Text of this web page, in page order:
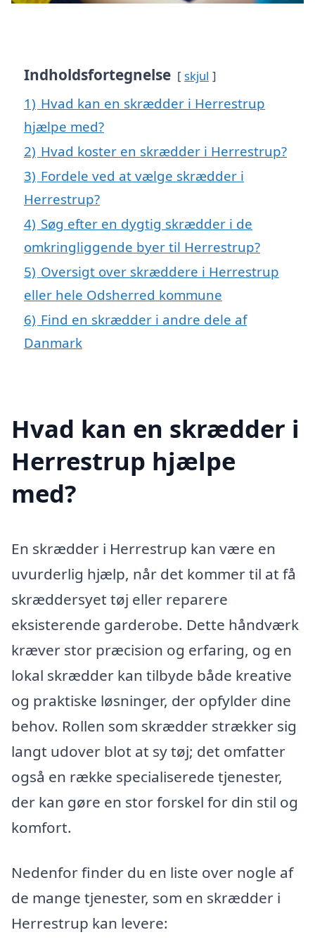
Indholdsfortegnelse skjul
1) Hvad kan en skrædder i Herrestrup
hjælpe med?
2) Hvad koster en skrædder i Herrestrup?
3) Fordele ved at vælge skrædder i
Herrestrup?
4) Søg efter en dygtig skrædder i de
omkringliggende byer til Herrestrup?
5) Oversigt over skræddere i Herrestrup
eller hele Odsherred kommune
6) Find en skrædder i andre dele af
Danmark
Hvad kan en skrædder i
Herrestrup hjælpe
med?
En skrædder i Herrestrup kan være en
uvurderlig hjælp, når det kommer til at få
skræddersyet tøj eller reparere
eksisterende garderobe. Dette håndværk
kræver stor præcision og erfaring, og en
lokal skrædder kan tilbyde både kreative
og praktiske løsninger, der opfylder dine
behov. Rollen som skrædder strækker sig
langt udover blot at sy tøj; det omfatter
også en række specialiserede tjenester,
der kan gøre en stor forskel for din stil og
komfort.
Nedenfor finder du en liste over nogle af
de mange tjenester, som en skrædder i
Herrestrup kan levere: